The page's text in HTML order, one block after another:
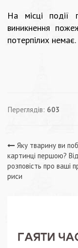
На місці події
виникнення
потерпілих немає.
Переглядів: 603
записів
Яку тварину ви
картинці першою?
розповість про ваші
риси